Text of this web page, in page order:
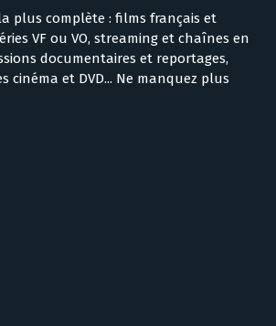
plus complète : films français et
VF ou VO, streaming et chaînes en
documentaires et reportages,
cinéma et DVD... Ne manquez plus